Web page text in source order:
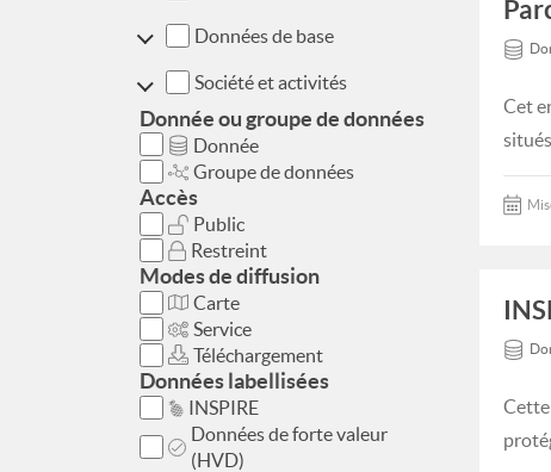
Données de base
Société et activités
Donnée ou groupe de données
Donnée
Groupe de données
Accès
Public
Restreint
Modes de diffusion
Carte
Service
Téléchargement
Données labellisées
INSPIRE
Données de forte valeur
(HVD)
Cet
Cette